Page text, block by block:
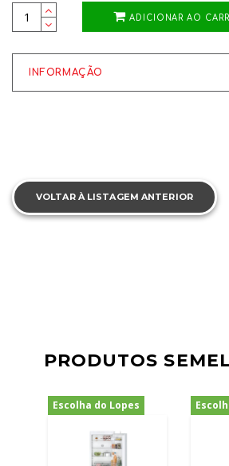
ADICIONAR AO
INFORMAÇÃO
VOLTAR À LISTAGEM ANTERIOR
PRODUTOS
Escolha do Lopes
-19%